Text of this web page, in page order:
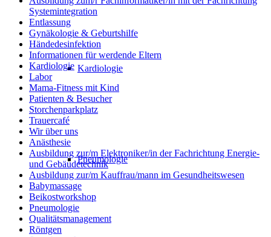
Kardiologie
Pneumologie
Systemintegration
Entlassung
Gynäkologie & Geburtshilfe
Händedesinfektion
Informationen für werdende Eltern
Kardiologie
Labor
Mama-Fitness mit Kind
Patienten & Besucher
Storchenparkplatz
Trauercafé
Wir über uns
Anästhesie
Ausbildung zur/m Elektroniker/in der Fachrichtung Energie-
und Gebäudetechnik
Ausbildung zur/m Kauffrau/mann im Gesundheitswesen
Babymassage
Beikostworkshop
Pneumologie
Qualitätsmanagement
Röntgen